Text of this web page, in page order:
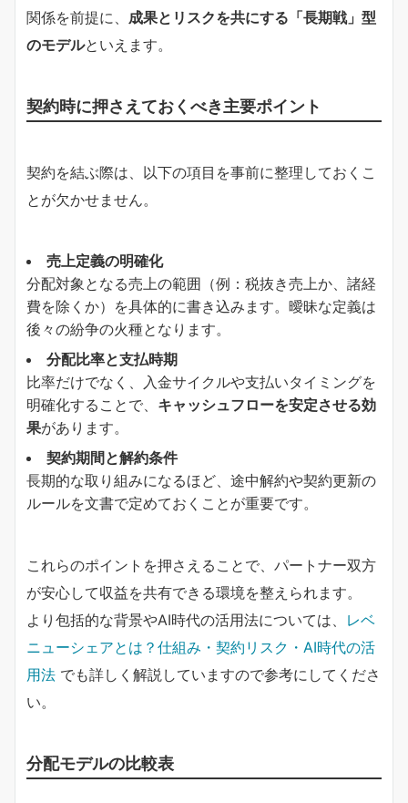
関係を前提に、 成果とリスクを共にする「長期戦」型
のモデルといえます。
契約時に押さえておくべき主要ポイント
契約を結ぶ際は、以下の項目を事前に整理しておくこ
とが欠かせません。
売上定義の明確化
分配対象となる売上の範囲（例：税抜き売上か、諸経
費を除くか）を具体的に書き込みます。曖昧な定義は
後々の紛争の火種となります。
分配比率と支払時期
比率だけでなく、入金サイクルや支払いタイミングを
明確化することで、 キャッシュフローを安定させる効
果があります。
契約期間と解約条件
長期的な取り組みになるほど、途中解約や契約更新の
ルールを文書で定めておくことが重要です。
これらのポイントを押さえることで、パートナー双方
が安心して収益を共有できる環境を整えられます。
より包括的な背景やAI時代の活用法については、 レベ
ニューシェアとは？仕組み・契約リスク・AI時代の活
用法 でも詳しく解説していますので参考にしてくださ
い。
分配モデルの比較表